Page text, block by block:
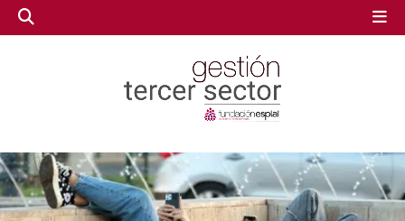
GESTIÓN TERCER SECTOR
CONECTA IA
GESTIÓN TERCER SECTOR
CONECTA IA